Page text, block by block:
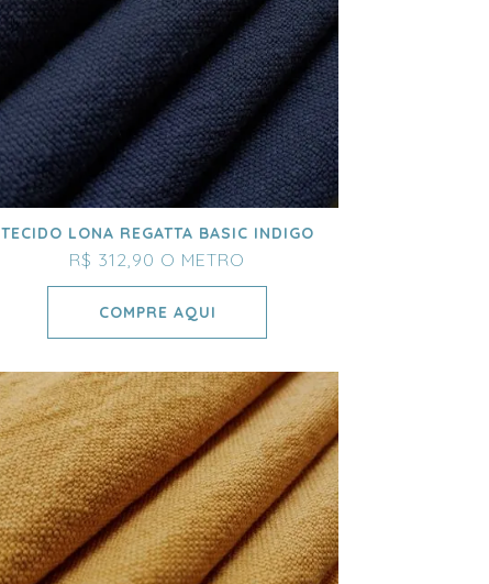
TECIDO LONA REGATTA BASIC INDIGO
R$ 312,90 O METRO
COMPRE AQUI